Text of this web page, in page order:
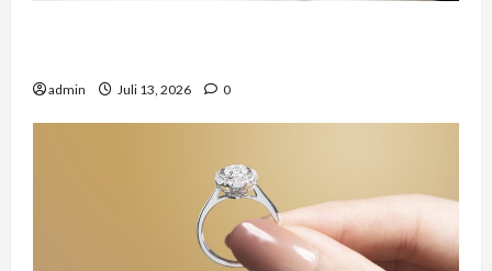
admin Juli 13, 2026 0